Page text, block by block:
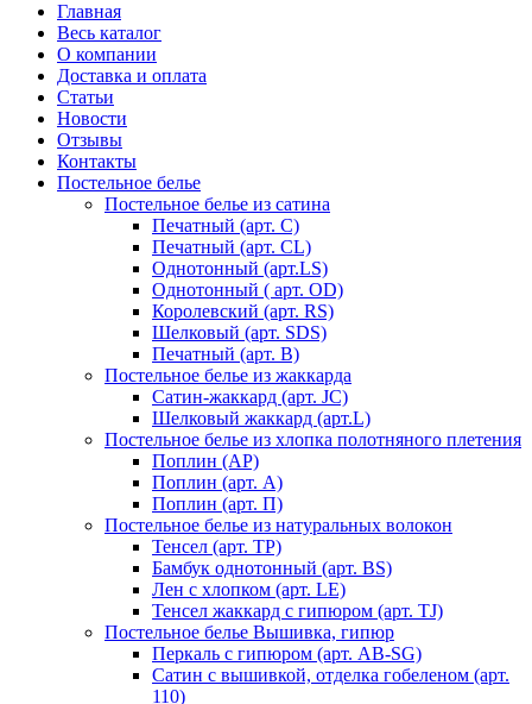
Главная
Весь каталог
О компании
Доставка и оплата
Статьи
Новости
Отзывы
Контакты
Постельное белье
Постельное белье из сатина
Печатный (арт. С)
Печатный (арт. СL)
Однотонный (арт.LS)
Однотонный ( арт. OD)
Королевский (арт. RS)
Шелковый (арт. SDS)
Печатный (арт. В)
Постельное белье из жаккарда
Сатин-жаккард (арт. JC)
Шелковый жаккард (арт.L)
Постельное белье из хлопка полотняного плетения
Поплин (AP)
Поплин (арт. А)
Поплин (арт. П)
Постельное белье из натуральных волокон
Тенсел (арт. ТР)
Бамбук однотонный (арт. BS)
Лен с хлопком (арт. LE)
Тенсел жаккард с гипюром (арт. TJ)
Постельное белье Вышивка, гипюр
Перкаль с гипюром (арт. AB-SG)
Сатин с вышивкой, отделка гобеленом (арт.
110)